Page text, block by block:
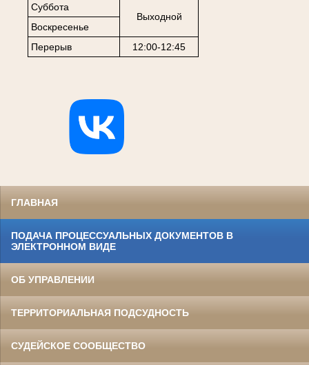
Суббота
Выходной
Воскресенье
Перерыв
12:00-12:45
ГЛАВНАЯ
ПОДАЧА ПРОЦЕССУАЛЬНЫХ ДОКУМЕНТОВ В
ЭЛЕКТРОННОМ ВИДЕ
ОБ УПРАВЛЕНИИ
ТЕРРИТОРИАЛЬНАЯ ПОДСУДНОСТЬ
СУДЕЙСКОЕ СООБЩЕСТВО